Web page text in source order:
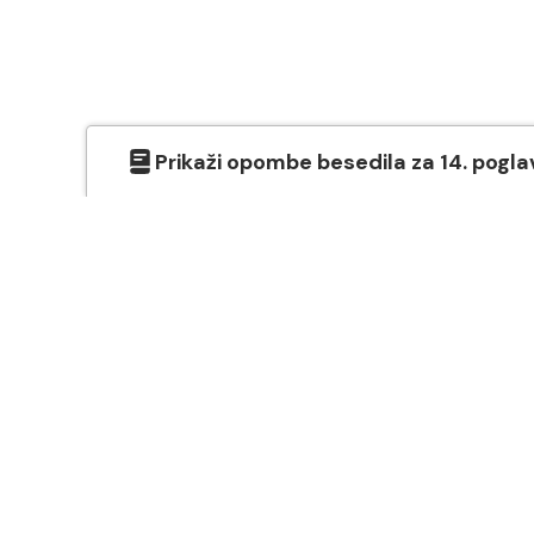
Prikaži opombe besedila za 14.